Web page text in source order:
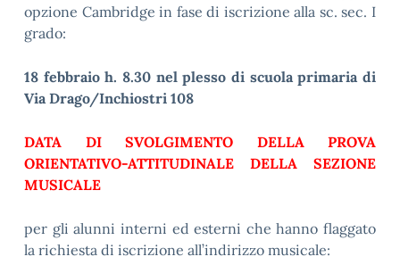
opzione Cambridge in fase di iscrizione alla sc. sec. I
grado:
18 febbraio h. 8.30 nel plesso di scuola primaria di
Via Drago/Inchiostri 108
DATA DI SVOLGIMENTO DELLA PROVA
ORIENTATIVO-ATTITUDINALE DELLA SEZIONE
MUSICALE
per gli alunni interni ed esterni che hanno flaggato
la richiesta di iscrizione all’indirizzo musicale: